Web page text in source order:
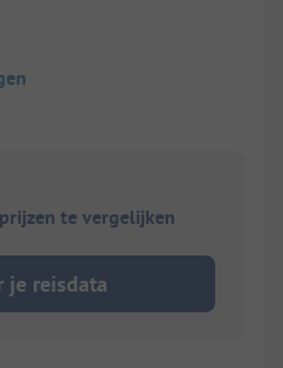
te vergelijken
je reisdata